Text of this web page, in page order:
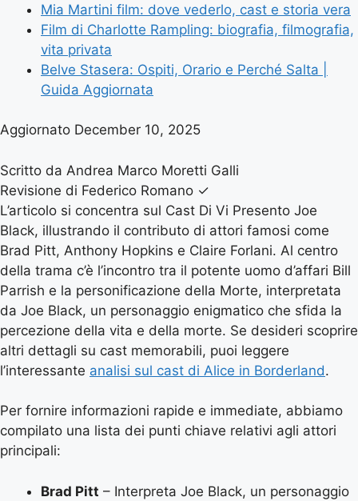
Mia Martini film: dove vederlo, cast e storia vera
Film di Charlotte Rampling: biografia, filmografia,
vita privata
Belve Stasera: Ospiti, Orario e Perché Salta |
Guida Aggiornata
Aggiornato December 10, 2025
Scritto da Andrea Marco Moretti Galli
Revisione di Federico Romano ✓
L’articolo si concentra sul Cast Di Vi Presento Joe
Black, illustrando il contributo di attori famosi come
Brad Pitt, Anthony Hopkins e Claire Forlani. Al centro
della trama c’è l’incontro tra il potente uomo d’affari Bill
Parrish e la personificazione della Morte, interpretata
da Joe Black, un personaggio enigmatico che sfida la
percezione della vita e della morte. Se desideri scoprire
altri dettagli su cast memorabili, puoi leggere
l’interessante analisi sul cast di Alice in Borderland.
Per fornire informazioni rapide e immediate, abbiamo
compilato una lista dei punti chiave relativi agli attori
principali:
Brad Pitt – Interpreta Joe Black, un personaggio